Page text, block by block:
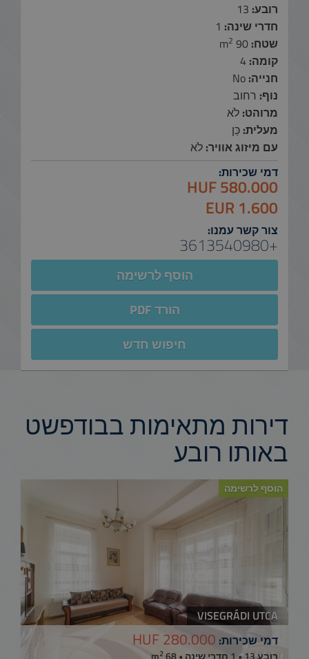
רובע:
חדרי שינה: 1
שטח:
2
קומה:
חנייה:
נוף: רחוב
מרוהט: לֹא
מעלית: כֵּן
עם מיזוג אוויר: לֹא
דמי שכירות:
580.000 HUF
1.600 EUR
צור קשר עמנו:
+3613540980
הוסף לרשימה
הורד PDF
חיפוש חדש
דירות מתאימות בבודפשט
באותו רובע
הוסף לרשימה
VISEGRÁDI UTCA
דמי שכירות: 280.000 HUF
רובע 13 • 1 חדרי שינה • 68 m 2